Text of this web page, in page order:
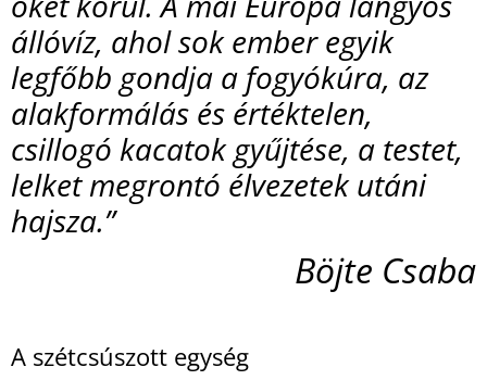
állóvíz, ahol sok ember egyik
legfőbb gondja a fogyókúra, az
alakformálás és értéktelen,
csillogó kacatok gyűjtése, a testet,
lelket megrontó élvezetek utáni
hajsza.”
Böjte Csaba
A szétcsúszott egység